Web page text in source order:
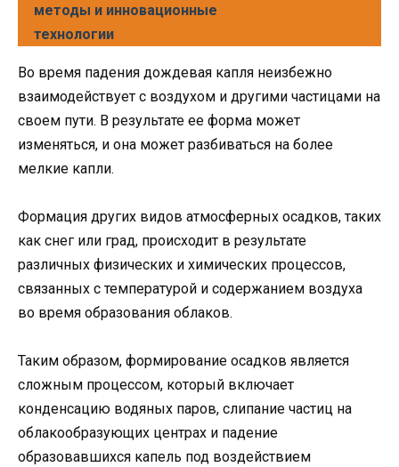
методы и инновационные
технологии
Во время падения дождевая капля неизбежно
взаимодействует с воздухом и другими частицами на
своем пути. В результате ее форма может
изменяться, и она может разбиваться на более
мелкие капли.
Формация других видов атмосферных осадков, таких
как снег или град, происходит в результате
различных физических и химических процессов,
связанных с температурой и содержанием воздуха
во время образования облаков.
Таким образом, формирование осадков является
сложным процессом, который включает
конденсацию водяных паров, слипание частиц на
облакообразующих центрах и падение
образовавшихся капель под воздействием